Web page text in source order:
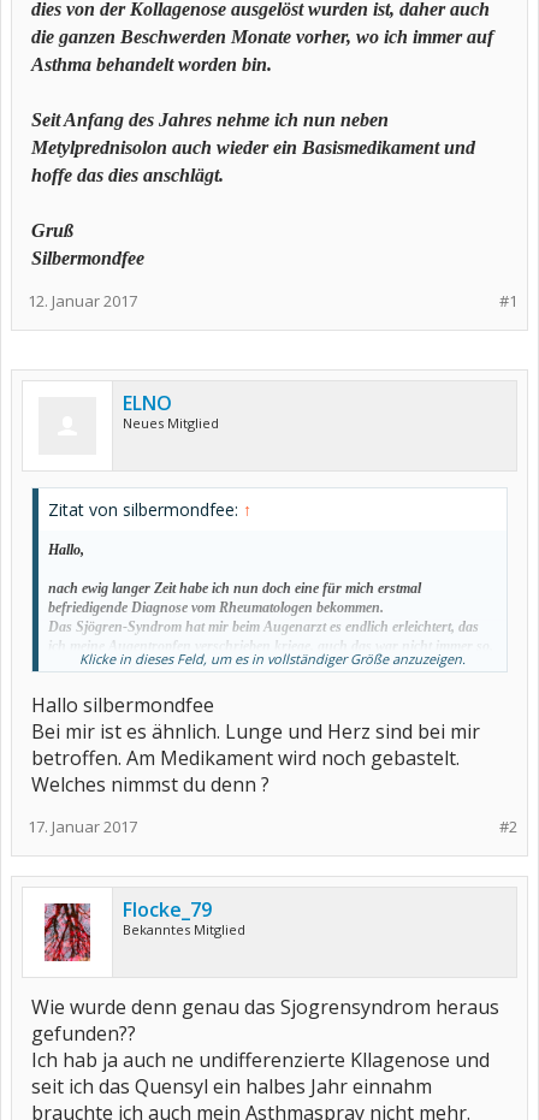
dies von der Kollagenose ausgelöst wurden ist, daher auch
die ganzen Beschwerden Monate vorher, wo ich immer auf
Asthma behandelt worden bin.
Seit Anfang des Jahres nehme ich nun neben
Metylprednisolon auch wieder ein Basismedikament und
hoffe das dies anschlägt.
Gruß
Silbermondfee
#1
12. Januar 2017
ELNO
Neues Mitglied
Zitat von silbermondfee: ↑
Hallo,
nach ewig langer Zeit habe ich nun doch eine für mich erstmal
befriedigende Diagnose vom Rheumatologen bekommen.
Das Sjögren-Syndrom hat mir beim Augenarzt es endlich erleichtert, das
ich meine Augentropfen verschrieben kriege, auch das war nicht immer so.
Des weiteren ist durch meine Herzmuskelentzündung und die dadurch
der Radiologe und auch gleichzeitig Arzt für innere Medizin ist sich 99 %
sicher, das dies von der Kollagenose ausgelöst wurden ist, daher auch die
ganzen Beschwerden Monate vorher, wo ich immer auf Asthma behandelt
worden bin.
wieder ein Basismedikament und hoffe das dies anschlägt.
Gruß
Silbermondfee
Klicke in dieses Feld, um es in vollständiger Größe anzuzeigen.
Hallo silbermondfee
Bei mir ist es ähnlich. Lunge und Herz sind bei mir
betroffen. Am Medikament wird noch gebastelt.
Welches nimmst du denn ?
#2
17. Januar 2017
Flocke_79
Bekanntes Mitglied
Wie wurde denn genau das Sjogrensyndrom heraus
gefunden??
Ich hab ja auch ne undifferenzierte Kllagenose und
seit ich das Quensyl ein halbes Jahr einnahm
brauchte ich auch mein Asthmaspray nicht mehr.